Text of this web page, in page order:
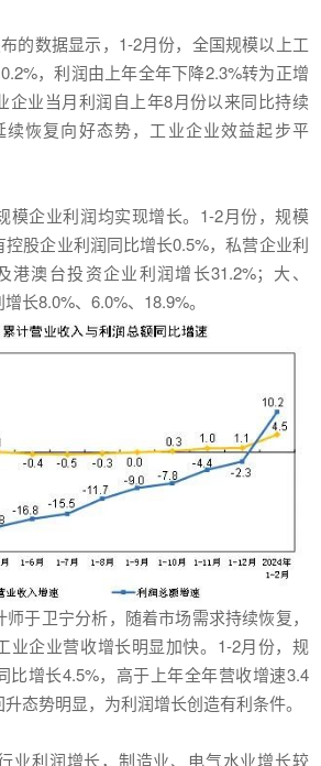
的数据显示，1-2月份，全国规模以上工
，利润由上年全年下降2.3%转为正增
企业当月利润自上年8月份以来同比持续
续恢复向好态势，工业企业效益起步平
模企业利润均实现增长。1-2月份，规模
股企业利润同比增长0.5%，私营企业利
港澳台投资企业利润增长31.2%；大、
长8.0%、6.0%、18.9%。
于卫宁分析，随着市场需求持续恢复，
业企业营收增长明显加快。1-2月份，规
比增长4.5%，高于上年全年营收增速3.4
态势明显，为利润增长创造有利条件。
业利润增长，制造业、电气水业增长较